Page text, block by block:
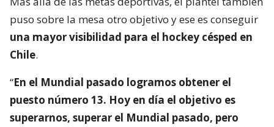
puso sobre la mesa otro objetivo y ese es conseguir
una mayor visibilidad para el hockey césped en
Chile.
“En el Mundial pasado logramos obtener el
puesto número 13. Hoy en día el objetivo es
superarnos, superar el Mundial pasado, pero